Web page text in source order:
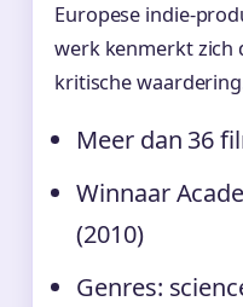
Europese indie-
werk kenmerkt zich
kritische
Meer dan 36
Winnaar
(2010)
Genres: